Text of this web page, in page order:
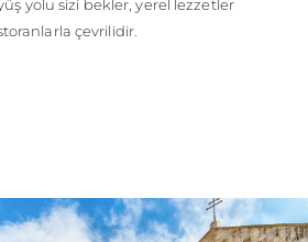
yolu sizi bekler, yerel lezzetler
çevrilidir.